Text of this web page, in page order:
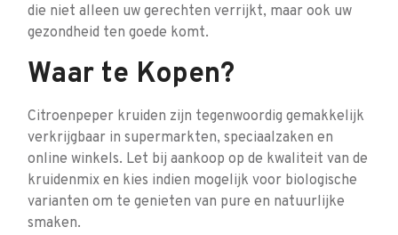
die niet alleen uw gerechten verrijkt, maar ook uw
gezondheid ten goede komt.
Waar te Kopen?
Citroenpeper kruiden zijn tegenwoordig gemakkelijk
verkrijgbaar in supermarkten, speciaalzaken en
online winkels. Let bij aankoop op de kwaliteit van de
kruidenmix en kies indien mogelijk voor biologische
varianten om te genieten van pure en natuurlijke
smaken.